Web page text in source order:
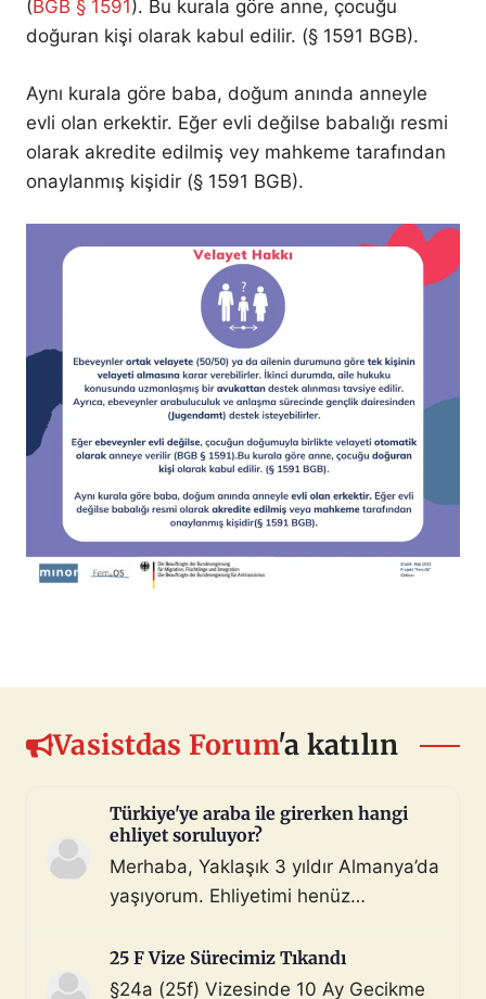
(BGB § 1591). Bu kurala göre anne, çocuğu
doğuran kişi olarak kabul edilir. (§ 1591 BGB).
Aynı kurala göre baba, doğum anında anneyle
evli olan erkektir. Eğer evli değilse babalığı resmi
olarak akredite edilmiş vey mahkeme tarafından
onaylanmış kişidir (§ 1591 BGB).
Vasistdas Forum'a katılın
Türkiye'ye araba ile girerken hangi
ehliyet soruluyor?
Merhaba, Yaklaşık 3 yıldır Almanya’da
yaşıyorum. Ehliyetimi henüz
çoktan halletmem gerekiyordu ama
maalesef yapmadım). Diyelim ki bir
25 F Vize Sürecimiz Tıkandı
§24a (25f) Vizesinde 10 Ay Gecikme